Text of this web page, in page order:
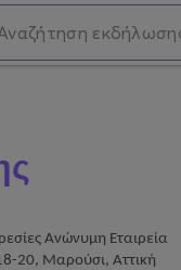
Ανώνυμη Εταιρεία
20, Μαρούσι, Αττική